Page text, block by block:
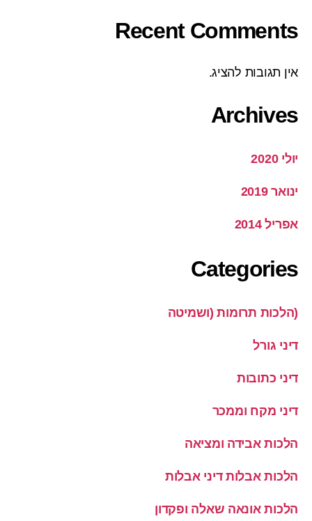
Recent Comments
אין תגובות להציג.
Archives
יולי 2020
ינואר 2019
אפריל 2014
Categories
(הלכות תרומות (ושמיטה
דיני גורל
דיני כתובות
דיני מקח וממכר
הלכות אבידה ומציאה
הלכות אבלות דיני אבלות
הלכות אונאה שאלה ופקדון